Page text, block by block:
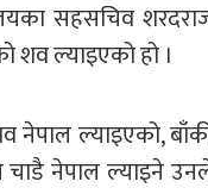
सहसचिव
ल्याइएको हो ।
नेपाल ल्याइएको,
चाडै नेपाल ल्याइने